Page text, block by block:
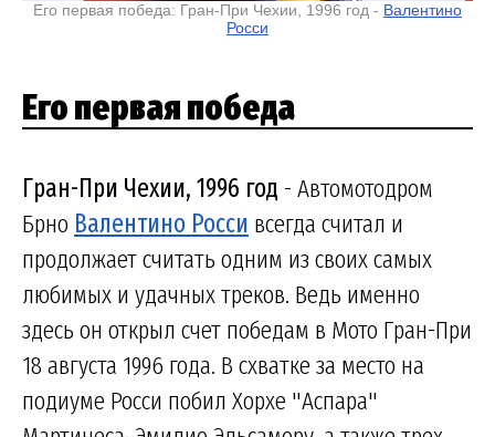
Его первая победа: Гран-При Чехии, 1996 год - Валентино
Росси
Его первая победа
Гран-При Чехии, 1996 год - Автомотодром
Брно Валентино Росси всегда считал и
продолжает считать одним из своих самых
любимых и удачных треков. Ведь именно
здесь он открыл счет победам в Мото Гран-При
18 августа 1996 года. В схватке за место на
подиуме Росси побил Хорхе "Аспара"